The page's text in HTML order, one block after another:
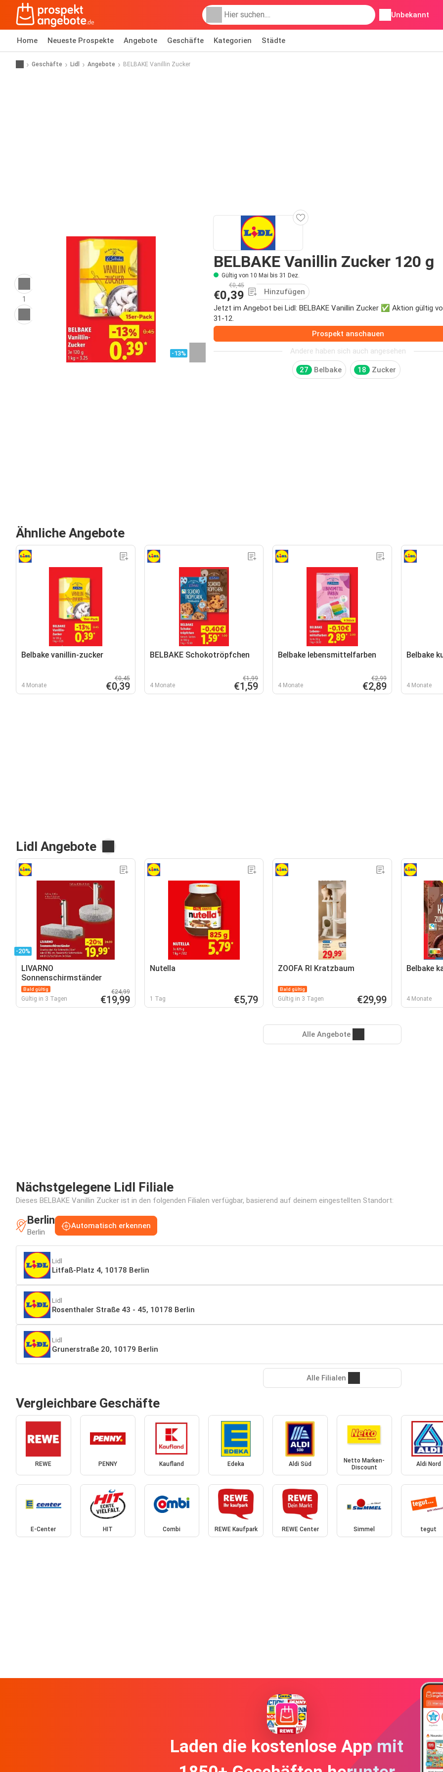
Unbekannt
Home Neueste Prospekte Angebote Geschäfte Kategorien Städte
Geschäfte Lidl Angebote BELBAKE Vanillin Zucker
1
-13%
BELBAKE Vanillin Zucker 120 g
Gültig von 10 Mai bis 31 Dez.
€0,45
€0,39
Hinzufügen
Jetzt im Angebot bei Lidl: BELBAKE Vanillin Zucker ✅ Aktion gültig
31-12.
Prospekt anschauen
Andere haben sich auch angesehen
27 Belbake 18 Zucker
Ähnliche Angebote
Belbake vanillin-zucker
4 Monate
€0,45
€0,39
BELBAKE Schokotröpfchen
4 Monate
€1,99
€1,59
Belbake lebensmittelfarben
4 Monate
€2,99
€2,89
Belbake
4 Monate
Lidl Angebote
-20%
LIVARNO
Sonnenschirmständer
Bald gültig
Gültig in 3 Tagen
€24,99
€19,99
Nutella
1 Tag €5,79
ZOOFA RI Kratzbaum
Bald gültig
Gültig in 3 Tagen €29,99
Belbake
4 Monate
Alle Angebote
Nächstgelegene Lidl Filiale
Dieses BELBAKE Vanillin Zucker ist in den folgenden Filialen verfügbar, basierend auf deinem eingestellten Standort:
Berlin
Berlin
Automatisch erkennen
Lidl
Litfaß-Platz 4, 10178 Berlin
Lidl
Rosenthaler Straße 43 - 45, 10178 Berlin
Lidl
Grunerstraße 20, 10179 Berlin
Alle Filialen
Vergleichbare Geschäfte
REWE PENNY Kaufland Edeka Aldi Süd
Netto Marken-
Discount
Aldi Nord
E-Center HIT Combi REWE Kaufpark REWE Center Simmel tegut
Laden die kostenlose App mit